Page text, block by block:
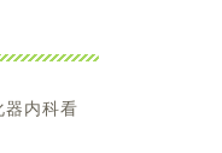
器内科看